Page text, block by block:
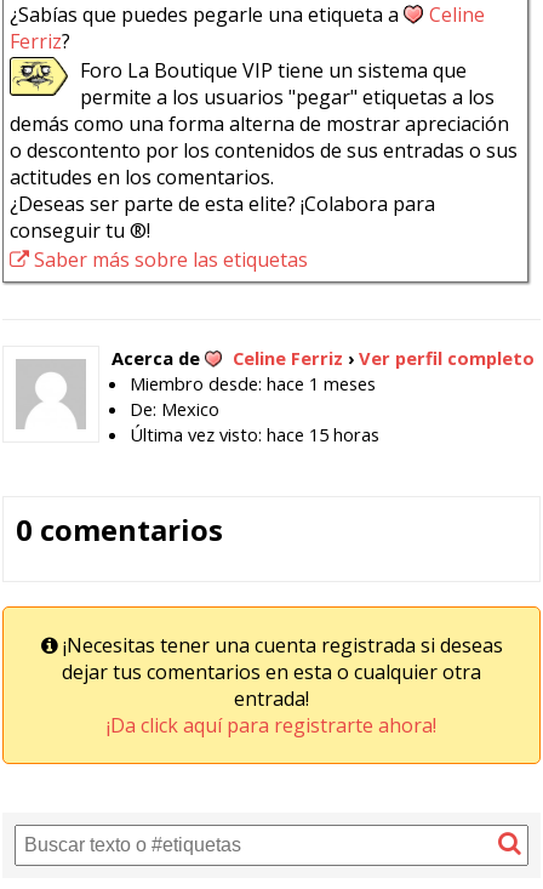
¿Sabías que puedes pegarle una etiqueta a
Celine
Ferriz?
Foro La Boutique VIP tiene un sistema que
permite a los usuarios "pegar" etiquetas a los
demás como una forma alterna de mostrar apreciación
o descontento por los contenidos de sus entradas o sus
actitudes en los comentarios.
¿Deseas ser parte de esta elite? ¡Colabora para
conseguir tu ®!
Saber más sobre las etiquetas
Acerca de Celine Ferriz › Ver perfil completo
Miembro desde: hace 1 meses
De: Mexico
Última vez visto: hace 15 horas
0 comentarios
¡Necesitas tener una cuenta registrada si deseas
dejar tus comentarios en esta o cualquier otra
entrada!
¡Da click aquí para registrarte ahora!